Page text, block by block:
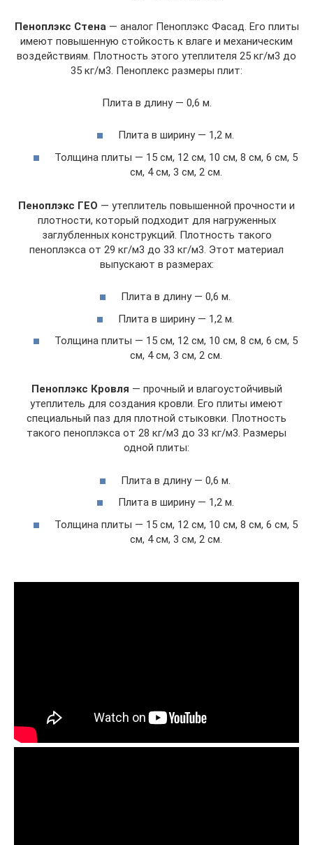
Пеноплэкс Стена— аналог Пеноплэкс Фасад. Его плиты
имеют повышенную стойкость к влаге и механическим
воздействиям. Плотность этого утеплителя 25 кг/м3 до
35 кг/м3. Пеноплекс размеры плит:
Плита в длину — 0,6 м.
Плита в ширину — 1,2 м.
Толщина плиты — 15 см, 12 см, 10 см, 8 см, 6 см, 5
см, 4 см, 3 см, 2 см.
Пеноплэкс ГЕО — утеплитель повышенной прочности и
плотности, который подходит для нагруженных
заглубленных конструкций. Плотность такого
пеноплэкса от 29 кг/м3 до 33 кг/м3. Этот материал
выпускают в размерах:
Плита в длину — 0,6 м.
Плита в ширину — 1,2 м.
Толщина плиты — 15 см, 12 см, 10 см, 8 см, 6 см, 5
см, 4 см, 3 см, 2 см.
Пеноплэкс Кровля — прочный и влагоустойчивый
утеплитель для создания кровли. Его плиты имеют
специальный паз для плотной стыковки. Плотность
такого пеноплэкса от 28 кг/м3 до 33 кг/м3. Размеры
одной плиты:
Плита в длину — 0,6 м.
Плита в ширину — 1,2 м.
Толщина плиты — 15 см, 12 см, 10 см, 8 см, 6 см, 5
см, 4 см, 3 см, 2 см.